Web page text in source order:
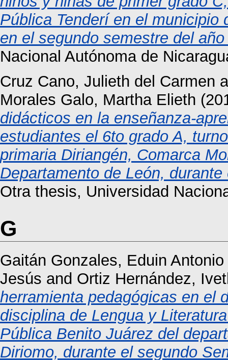
Pública Tenderí en el
en el segundo semestre del
Nacional Autónoma de
Cruz Cano, Julieth del Carmen
Morales Galo, Martha Elieth
didácticos en la enseñanza-
estudiantes el 6to grado A,
primaria Diriangén, Comarca
Departamento de León,
Otra thesis, Universidad
G
Gaitán Gonzales, Eduin Antonio
Jesús and Ortiz Hernández,
herramienta pedagógicas en el
disciplina de Lengua y
Pública Benito Juárez del
Diriomo, durante el segundo